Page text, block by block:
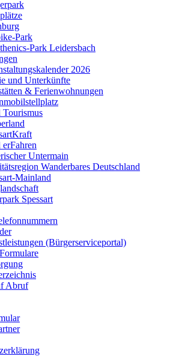
Park
Park Leidersbach
2026
und Unterkünfte
& Ferienwohnungen
Tourismus
erFahren
Untermain
Wanderbares Deutschland
Mainland
Spessart
(Bürgerserviceportal)
Abruf